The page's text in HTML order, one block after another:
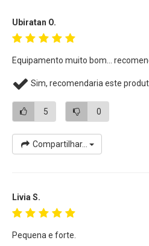
Ubiratan O.
Equipamento muito bom...
Sim, recomendaria este
5 0
Compartilhar...
Livia S.
Pequena e forte.